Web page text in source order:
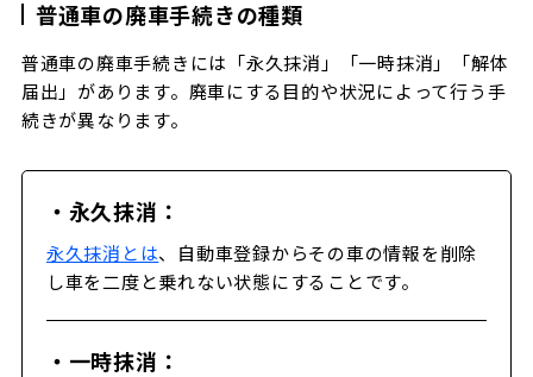
普通車の廃車手続きの種類
普通車の廃車手続きには「永久抹消」「一時抹消」「解体
届出」があります。廃車にする目的や状況によって行う手
続きが異なります。
・永久抹消：
永久抹消とは、自動車登録からその車の情報を削除
し車を二度と乗れない状態にすることです。
・一時抹消：